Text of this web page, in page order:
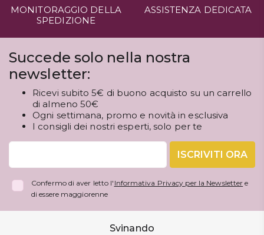
MONITORAGGIO DELLA
SPEDIZIONE
ASSISTENZA DEDICATA
Succede solo nella nostra
newsletter:
Ricevi subito 5€ di buono acquisto su un carrello
di almeno 50€
Ogni settimana, promo e novità in esclusiva
I consigli dei nostri esperti, solo per te
ISCRIVITI ORA
Confermo di aver letto l' Informativa Privacy per la Newsletter e
di essere maggiorenne
Svinando